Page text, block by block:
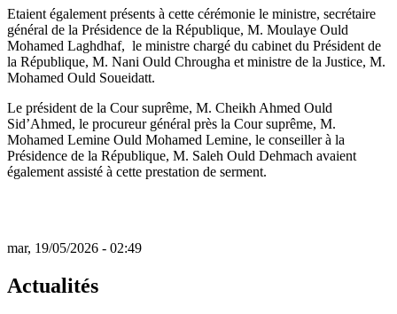
Etaient également présents à cette cérémonie le ministre, secrétaire
général de la Présidence de la République, M. Moulaye Ould
Mohamed Laghdhaf, le ministre chargé du cabinet du Président de
la République, M. Nani Ould Chrougha et ministre de la Justice, M.
Mohamed Ould Soueidatt.
Le président de la Cour suprême, M. Cheikh Ahmed Ould
Sid’Ahmed, le procureur général près la Cour suprême, M.
Mohamed Lemine Ould Mohamed Lemine, le conseiller à la
Présidence de la République, M. Saleh Ould Dehmach avaient
également assisté à cette prestation de serment.
mar, 19/05/2026 - 02:49
Actualités